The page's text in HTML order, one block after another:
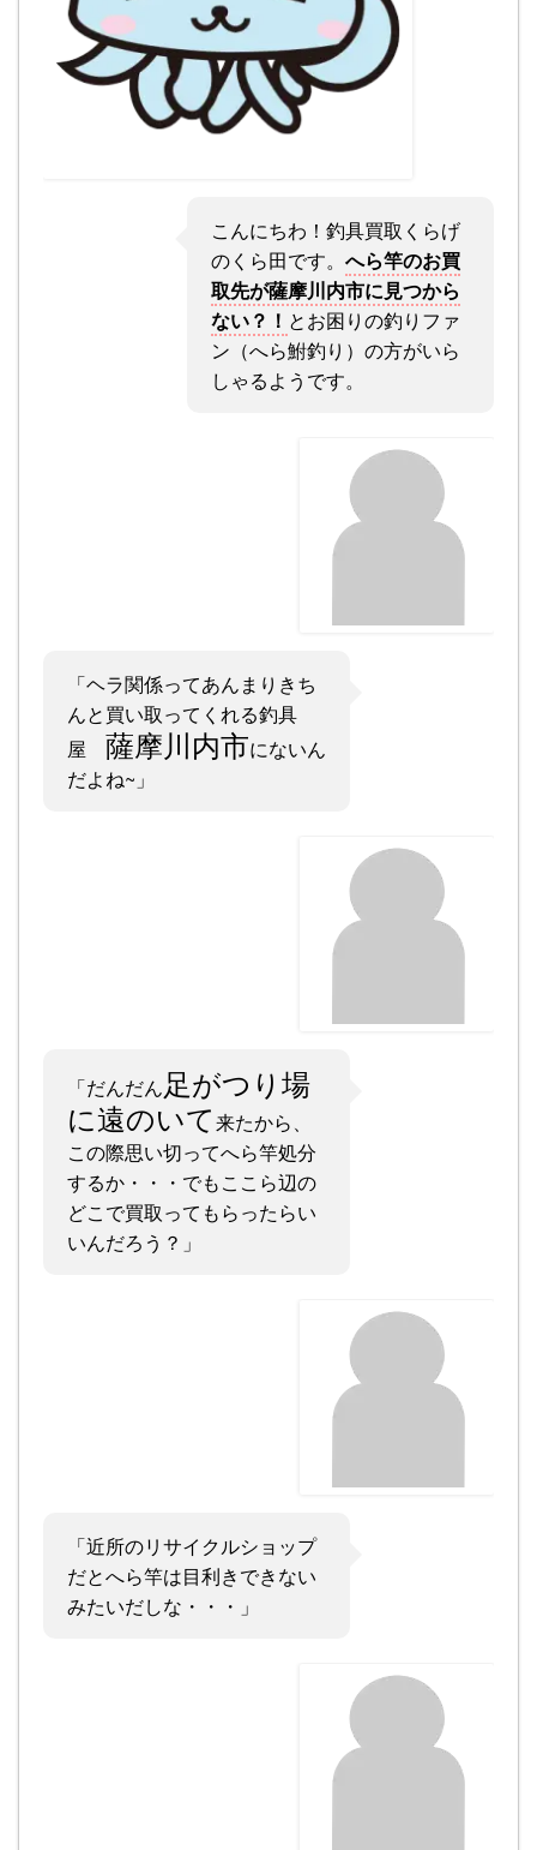
こんにちわ！釣具買取くらげ
のくら田です。 へら竿のお買
取先が薩摩川内市に見つから
ない？！ とお困りの釣りファ
ン（へら鮒釣り）の方がいら
しゃるようです。
「ヘラ関係ってあんまりきち
んと買い取ってくれる釣具
屋 薩摩川内市にないん
だよね~」
「だんだん足がつり場
に遠のいて来たから、
この際思い切ってへら竿処分
するか・・・でもここら辺の
どこで買取ってもらったらい
いんだろう？」
「近所のリサイクルショップ
だとへら竿は目利きできない
みたいだしな・・・」